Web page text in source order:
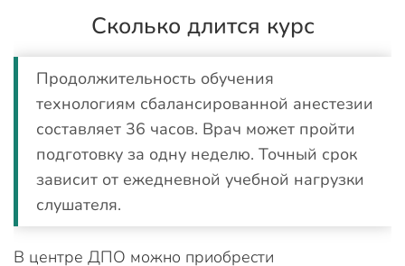
Сколько длится курс
Продолжительность обучения
технологиям сбалансированной анестезии
составляет 36 часов. Врач может пройти
подготовку за одну неделю. Точный срок
зависит от ежедневной учебной нагрузки
слушателя.
В центре ДПО можно приобрести